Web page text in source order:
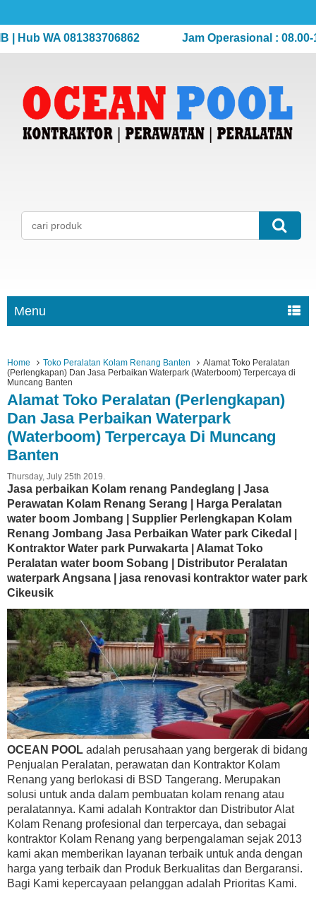
WA 081383706862 Jam Operasional : 08.00-
Menu
Home Toko Peralatan Kolam Renang Banten
Alamat Toko Peralatan
(Perlengkapan) Dan Jasa Perbaikan Waterpark (Waterboom) Terpercaya di
Muncang Banten
Alamat Toko Peralatan (Perlengkapan)
Dan Jasa Perbaikan Waterpark
(Waterboom) Terpercaya Di Muncang
Banten
Thursday, July 25th 2019.
Jasa perbaikan Kolam renang Pandeglang | Jasa
Perawatan Kolam Renang Serang | Harga Peralatan
water boom Jombang | Supplier Perlengkapan Kolam
Renang Jombang Jasa Perbaikan Water park Cikedal |
Kontraktor Water park Purwakarta | Alamat Toko
Peralatan water boom Sobang | Distributor Peralatan
waterpark Angsana | jasa renovasi kontraktor water park
Cikeusik
OCEAN POOL adalah perusahaan yang bergerak di bidang
Penjualan Peralatan, perawatan dan Kontraktor Kolam
Renang yang berlokasi di BSD Tangerang. Merupakan
solusi untuk anda dalam pembuatan kolam renang atau
peralatannya. Kami adalah Kontraktor dan Distributor Alat
Kolam Renang profesional dan terpercaya, dan sebagai
kontraktor Kolam Renang yang berpengalaman sejak 2013
kami akan memberikan layanan terbaik untuk anda dengan
harga yang terbaik dan Produk Berkualitas dan Bergaransi.
Bagi Kami kepercayaan pelanggan adalah Prioritas Kami.